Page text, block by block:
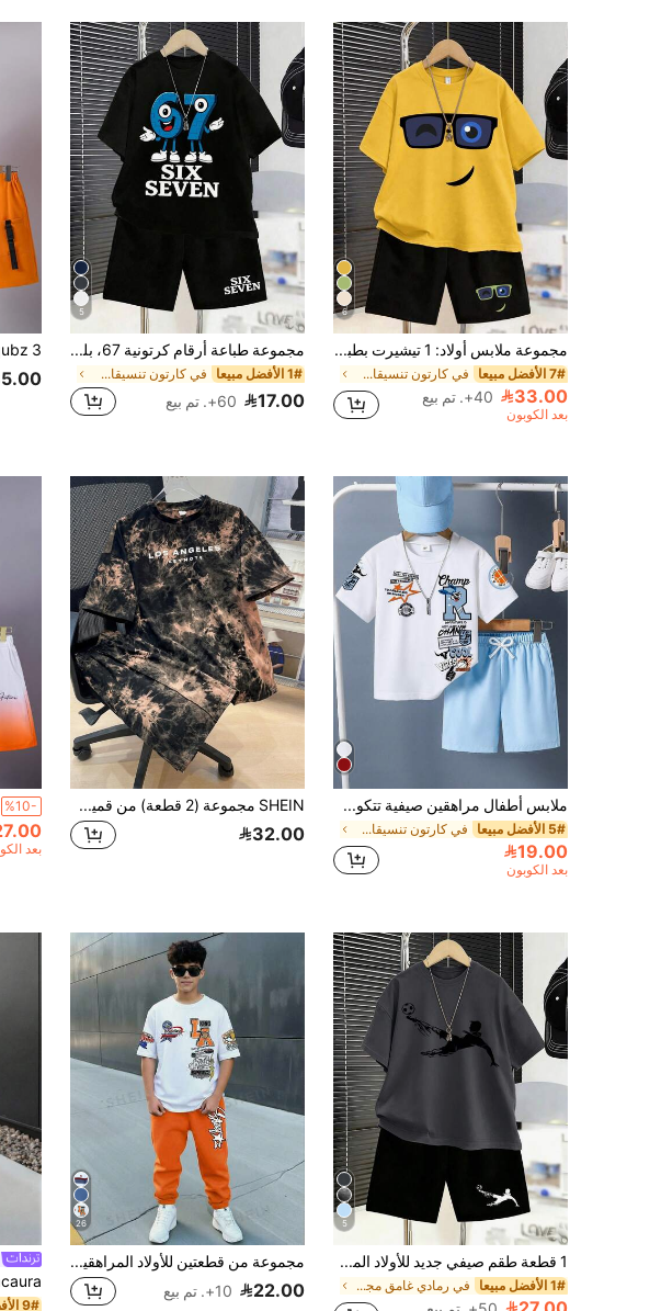
6
مجموعة ملابس أولاد: 1 تيشيرت بطباعة جرافيك مع نظارات أزياء وطباعة كرتونية، 1 شورت رياضي كاجوال. مناسب للارتداء الصيفي، قابل للاستخدام في التسوق والحفلات والرياضة والسفر والمدرسة وغيرها من المناسبات للمراهقين/الأولاد. بدلة رياضية.
7# الأفضل مبيعا في كارتون تنسيقات تي شيرت للأولاد في سن ما قبل الم
33.00 40+. تم بيع
بعد الكوبون
5
مجموعة طباعة أرقام كرتونية 67، بلوزة رقبة دائرية + شورت للأولاد، ملابس صيفية جديدة مريحة للأطفال
1# الأفضل مبيعا في كارتون تنسيقات تي شيرت للأولاد في سن ما قبل الم
17.00 60+. تم بيع
ملابس أطفال مراهقين صيفية تتكون من قميص كم قصير مطبوع بالحروف وشورت
5# الأفضل مبيعا في كارتون تنسيقات تي شيرت للأولاد في سن ما قبل الم
19.00
بعد الكوبون
SHEIN مجموعة (2 قطعة) من قميص صبي مراهق بطبعة صبغ التايدي والشورت, لباس ربيعي, ملابس أولاد مراهقين , جواكت أولاد, ملابس العودة للمدرسة في الربيع, هدية عيد الأب
32.00
%10-
بعد
5
1 قطعة طقم صيفي جديد للأولاد المراهقين بأسلوب رياضي، تي شيرت برقبة دائرية بنقشة كرة القدم + شورت، مريح، قابل للتنفس، خفيف الوزن
1# الأفضل مبيعا في رمادي غامق مجموعات الأولاد المراهقين
26
مجموعة من قطعتين للأولاد المراهقين: أبيض، صيفي، ملابس الشارع، إطلالة كاجوال بسيطة لرحلة المدينة بطراز Y2K مع طباعة حروف جرافيتي، تي شيرت بأكمام قصيرة وبنطال
22.00 10+. تم بيع
9# الأفضل مبيعا